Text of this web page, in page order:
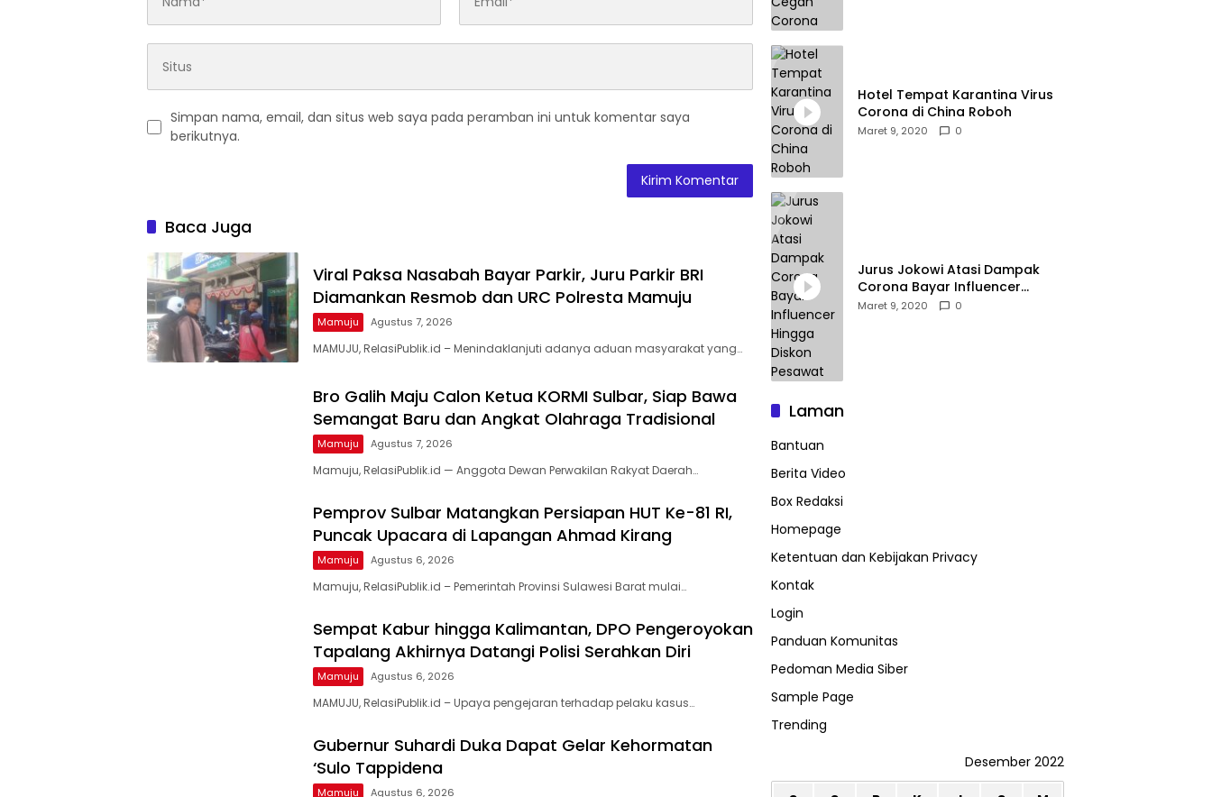
Simpan nama, email, dan situs web saya pada peramban ini untuk komentar saya
berikutnya.
Baca Juga
Viral Paksa Nasabah Bayar Parkir, Juru Parkir BRI
Diamankan Resmob dan URC Polresta Mamuju
Mamuju Agustus 7, 2026
MAMUJU, RelasiPublik.id – Menindaklanjuti adanya aduan masyarakat yang…
Bro Galih Maju Calon Ketua KORMI Sulbar, Siap Bawa
Semangat Baru dan Angkat Olahraga Tradisional
Mamuju Agustus 7, 2026
Mamuju, RelasiPublik.id — Anggota Dewan Perwakilan Rakyat Daerah…
Pemprov Sulbar Matangkan Persiapan HUT Ke-81 RI,
Puncak Upacara di Lapangan Ahmad Kirang
Mamuju Agustus 6, 2026
Mamuju, RelasiPublik.id – Pemerintah Provinsi Sulawesi Barat mulai…
Sempat Kabur hingga Kalimantan, DPO Pengeroyokan
Tapalang Akhirnya Datangi Polisi Serahkan Diri
Mamuju Agustus 6, 2026
MAMUJU, RelasiPublik.id – Upaya pengejaran terhadap pelaku kasus…
Gubernur Suhardi Duka Dapat Gelar Kehormatan
‘Sulo Tappidena
Mamuju Agustus 6, 2026
Hotel Tempat Karantina Virus
Corona di China Roboh
Maret 9, 2020 0
Jurus Jokowi Atasi Dampak
Corona Bayar Influencer
Hingga Diskon Pesawat
Maret 9, 2020 0
Laman
Bantuan
Berita Video
Box Redaksi
Homepage
Ketentuan dan Kebijakan Privacy
Kontak
Login
Panduan Komunitas
Pedoman Media Siber
Sample Page
Trending
Desember 2022